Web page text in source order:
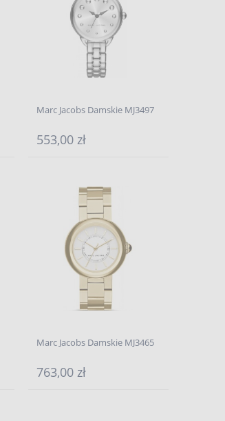
Marc Jacobs Damskie MJ3497
553,00 zł
Marc Jacobs Damskie MJ3465
763,00 zł